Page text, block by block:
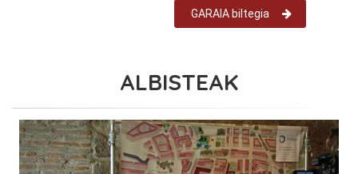
GARAIA biltegia
ALBISTEAK